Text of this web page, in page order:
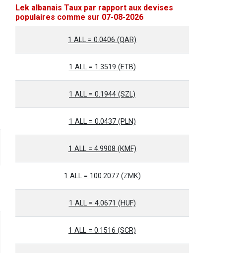
Lek albanais Taux par rapport aux devises
populaires comme sur 07-08-2026
1 ALL = 0.0406 (QAR)
1 ALL = 1.3519 (ETB)
1 ALL = 0.1944 (SZL)
1 ALL = 0.0437 (PLN)
1 ALL = 4.9908 (KMF)
1 ALL = 100.2077 (ZMK)
1 ALL = 4.0671 (HUF)
1 ALL = 0.1516 (SCR)